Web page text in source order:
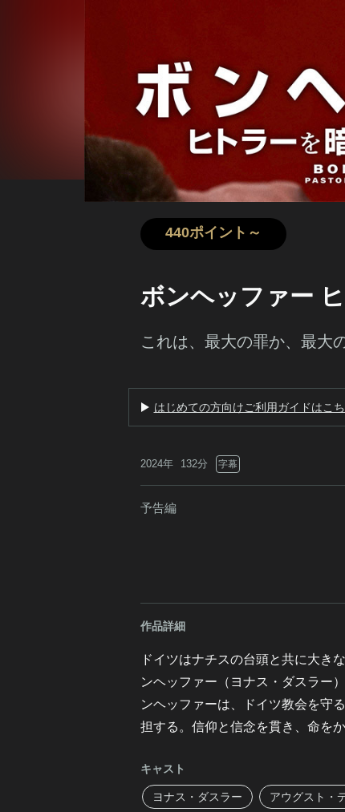
440ポイント～
ボンヘッファー
これは、最大の罪か、最大
はじめての方向けご利用ガイドはこ
2024年 132分 字幕
予告編
作品詳細
ドイツはナチスの台頭と共に大き
ンヘッファー（ヨナス・ダスラー
ンヘッファーは、ドイツ教会を守
担する。信仰と信念を貫き、命を
キャスト
ヨナス・ダスラー アウグスト・